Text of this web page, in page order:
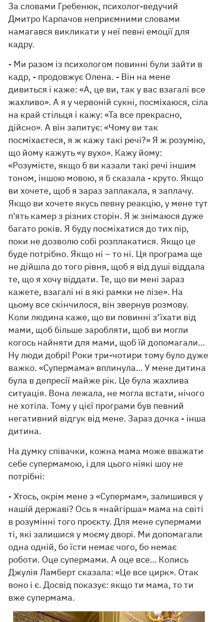
За словами Гребенюк, психолог-ведучий
Дмитро Карпачов неприємними словами
намагався викликати у неї певні емоції для
кадру.
- Ми разом із психологом повинні були зайти в
кадр, - продовжує Олена. - Він на мене
дивиться і каже: «А, це ви, так у вас взагалі все
жахливо». А я у червоній сукні, посміхаюся, сіла
на край стільця і кажу: «Та все прекрасно,
дійсно». А він запитує: «Чому ви так
посміхаєтеся, я ж кажу такі речі?» Я ж розумію,
що йому кажуть «у вухо». Кажу йому:
«Розумієте, якщо б ви казали такі речі іншим
тоном, іншою мовою, я б сказала - круто. Якщо
ви хочете, щоб я зараз заплакала, я заплачу.
Якщо ви хочете якусь певну реакцію, у мене тут
п'ять камер з різних сторін. Я ж знімаюся дуже
багато років. Я буду посміхатися до тих пір,
поки не дозволю собі розплакатися. Якщо це
буде потрібно. Якщо ні – то ні. Ця програма ще
не дійшла до того рівня, щоб я від душі віддала
те, що я хочу віддати. Те, що ви мені зараз
кажете, взагалі ні в які рамки не лізе». На
цьому все скінчилося, він звернув розмову.
Коли людина каже, що ви повинні з’їхати від
мами, щоб більше заробляти, щоб ви могли
когось найняти для мами, щоб їй допомагали…
Ну люди добрі! Роки три-чотири тому було дуже
важко. «Супермама» вплинула… У мене дитина
була в депресії майже рік. Це була жахлива
ситуація. Вона лежала, не могла встати, нічого
не хотіла. Тому у цієї програми був певний
негативний відгук від мене. Зараз дочка - інша
дитина.
На думку співачки, кожна мама може вважати
себе супермамою, і для цього ніякі шоу не
потрібні:
- Хтось, окрім мене з «Супермам», залишився у
нашій державі? Ось я «найгірша» мама на світі
в розумінні того проєкту. Для мене супермами
ті, які залишися у моєму дворі. Ми допомагали
одна одній, бо їсти немає чого, бо немає
роботи. Оце супермами. А оце все… Колись
Джулія Ламберт сказала: «Це все цирк». Отак
воно і є. Досвід показує: якщо ти мама, то ти
вже супермама.